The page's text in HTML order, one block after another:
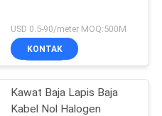
USD 0.5-90/meter MOQ:500M
KONTAK
Kawat Baja Lapis Baja
Kabel Nol Halogen